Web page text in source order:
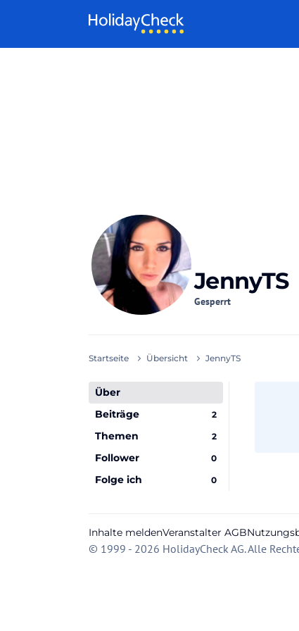
JennyTS
Gesperrt
Startseite Übersicht JennyTS
Über
Beiträge
2
Themen 2
Follower 0
Folge ich 0
Inhalte meldenVeranstalter AGB
© 1999 - 2026 HolidayCheck AG. Alle